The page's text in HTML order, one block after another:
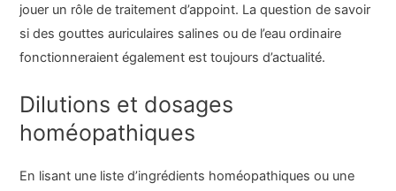
jouer un rôle de traitement d’appoint. La question de savoir
si des gouttes auriculaires salines ou de l’eau ordinaire
fonctionneraient également est toujours d’actualité.
Dilutions et dosages
homéopathiques
En lisant une liste d’ingrédients homéopathiques ou une